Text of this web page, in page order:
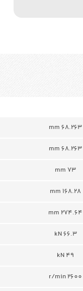
68.263 mm
68.263 mm
73 mm
168.28 mm
274.64 mm
66.3 kN
49 kN
r/min 2600